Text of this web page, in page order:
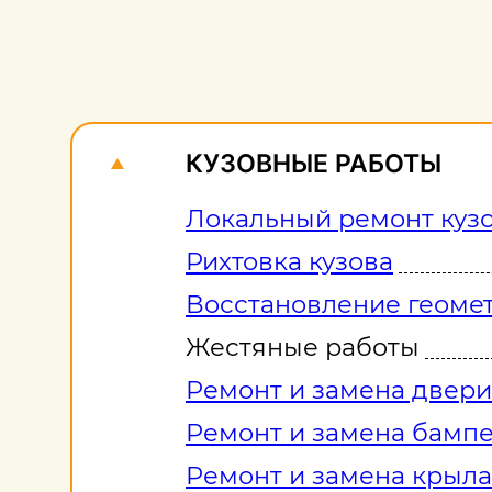
КУЗОВНЫЕ РАБОТЫ
Локальный ремонт
Рихтовка кузова
Восстановление
Жестяные работы
Ремонт и замена двери
Ремонт и замена
Ремонт и замена крыла